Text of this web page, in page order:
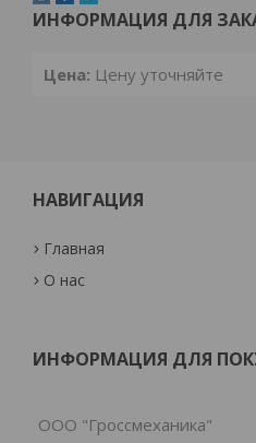
ИНФОРМАЦИЯ ДЛЯ
Цена: Цену уточняйте
НАВИГАЦИЯ
Главная
О нас
ИНФОРМАЦИЯ ДЛЯ
ООО "Гроссмеханика"